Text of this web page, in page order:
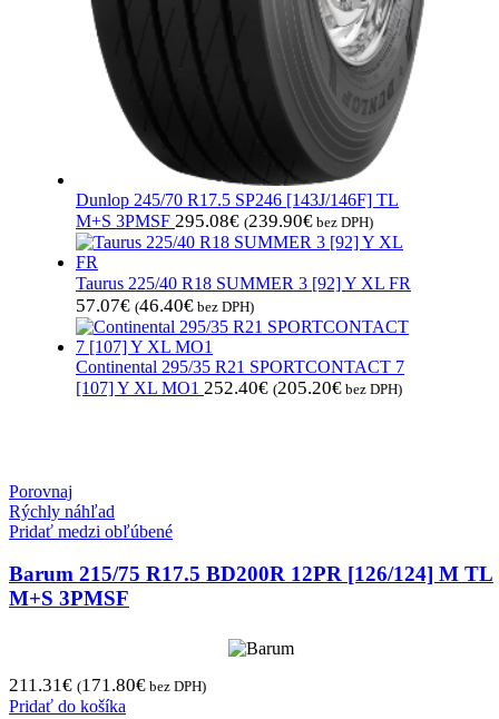
Dunlop 245/70 R17.5 SP246 [143J/146F] TL
M+S 3PMSF 295.08€ (239.90€ bez DPH)
Taurus 225/40 R18 SUMMER 3 [92] Y XL FR
57.07€ (46.40€ bez DPH)
Continental 295/35 R21 SPORTCONTACT 7
[107] Y XL MO1 252.40€ (205.20€ bez DPH)
Porovnaj
Rýchly náhľad
Pridať medzi obľúbené
Barum 215/75 R17.5 BD200R 12PR [126/124] M TL
M+S 3PMSF
211.31€ (171.80€ bez DPH)
Pridať do košíka